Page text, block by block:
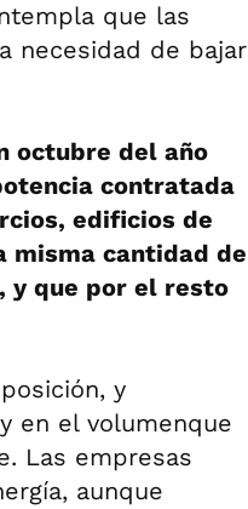
que las
necesidad de bajar
octubre del año
contratada
edificios de
misma cantidad de
y que por el resto
y
en el volumenque
Las empresas
aunque